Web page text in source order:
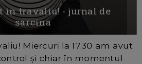
in travaliu! - jurnal de
sarcina
Miercuri la 17.30 am avut
și chiar în momentul